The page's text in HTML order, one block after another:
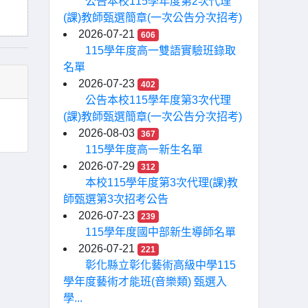
(課)教師甄選簡章(一次公告分次招考)
2026-07-21
606
115學年度高一雙語實驗班錄取
名單
2026-07-23
402
公告本校115學年度第3次代理
(課)教師甄選簡章(一次公告分次招考)
2026-08-03
367
115學年度高一新生名單
2026-07-29
312
本校115學年度第3次代理(課)教
師甄選第3次招考公告
2026-07-23
239
115學年度國中部新生導師名單
2026-07-21
221
彰化縣立彰化藝術高級中學115
學年度藝術才能班(音樂類) 甄選入
學...